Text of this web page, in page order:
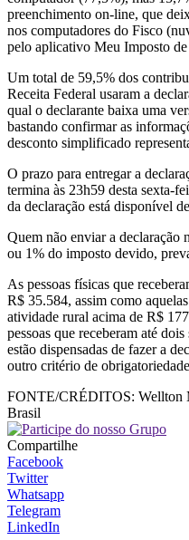
preenchimento on-line, que
nos computadores do Fisco
pelo aplicativo Meu Imposto de
Um total de 59,5% dos
Receita Federal usaram a
qual o declarante baixa uma
bastando confirmar as
desconto simplificado
O prazo para entregar a
termina às 23h59 desta sexta-
da declaração está disponível
Quem não enviar a declaração
ou 1% do imposto devido,
As pessoas físicas que
R$ 35.584, assim como
atividade rural acima de R$
pessoas que receberam até
estão dispensadas de fazer a
outro critério de
FONTE/CRÉDITOS: Wellton
Brasil
Compartilhe
Facebook
Twitter
Whatsapp
Telegram
LinkedIn